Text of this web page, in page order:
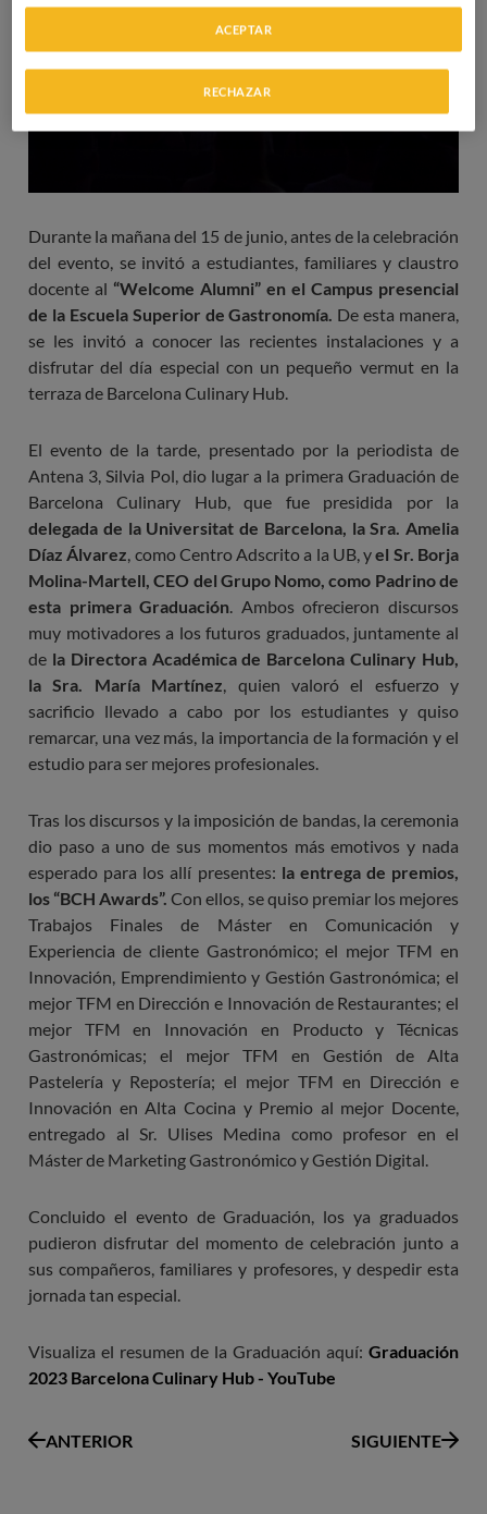
Durante la mañana del 15 de junio, antes de la celebración
del evento, se invitó a estudiantes, familiares y claustro
docente al “Welcome Alumni” en el Campus presencial
de la Escuela Superior de Gastronomía. De esta manera,
se les invitó a conocer las recientes instalaciones y a
disfrutar del día especial con un pequeño vermut en la
terraza de Barcelona Culinary Hub.
El evento de la tarde, presentado por la periodista de
Antena 3, Silvia Pol, dio lugar a la primera Graduación de
Barcelona Culinary Hub, que fue presidida por la
delegada de la Universitat de Barcelona, la Sra. Amelia
Díaz Álvarez , como Centro Adscrito a la UB, yel Sr. Borja
Molina-Martell, CEO del Grupo Nomo, como Padrino de
esta primera Graduación . Ambos ofrecieron discursos
muy motivadores a los futuros graduados, juntamente al
de la Directora Académica de Barcelona Culinary Hub,
la Sra. María Martínez , quien valoró el esfuerzo y
sacrificio llevado a cabo por los estudiantes y quiso
remarcar, una vez más, la importancia de la formación y el
estudio para ser mejores profesionales.
Tras los discursos y la imposición de bandas, la ceremonia
dio paso a uno de sus momentos más emotivos y nada
esperado para los allí presentes: la entrega de premios,
los “BCH Awards”. Con ellos, se quiso premiar los mejores
Trabajos Finales de Máster en Comunicación y
Experiencia de cliente Gastronómico; el mejor TFM en
Innovación, Emprendimiento y Gestión Gastronómica; el
mejor TFM en Dirección e Innovación de Restaurantes; el
mejor TFM en Innovación en Producto y Técnicas
Gastronómicas; el mejor TFM en Gestión de Alta
Pastelería y Repostería; el mejor TFM en Dirección e
Innovación en Alta Cocina y Premio al mejor Docente,
entregado al Sr. Ulises Medina como profesor en el
Máster de Marketing Gastronómico y Gestión Digital.
Concluido el evento de Graduación, los ya graduados
pudieron disfrutar del momento de celebración junto a
sus compañeros, familiares y profesores, y despedir esta
jornada tan especial.
Visualiza el resumen de la Graduación aquí: Graduación
2023 Barcelona Culinary Hub - YouTube
ANTERIOR SIGUIENTE
RECHAZAR
ACEPTAR